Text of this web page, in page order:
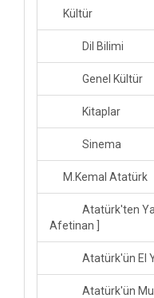
Kültür
Dil Bilimi
Genel Kültür
Kitaplar
Sinema
M.Kemal Atatürk
Atatürk'ten
Afetinan ]
Atatürk'ün El
Atatürk'ün